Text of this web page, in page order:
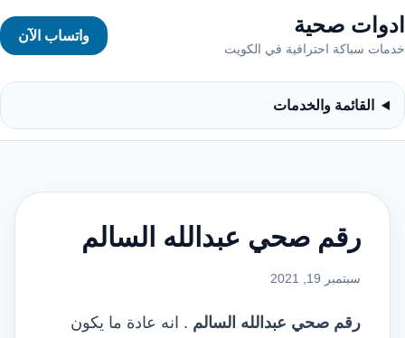
ادوات صحية
خدمات سباكة احترافية في الكويت
واتساب الآن
القائمة والخدمات
رقم صحي عبدالله السالم
سبتمبر 19, 2021
رقم صحي عبدالله السالم . انه عادة ما يكون